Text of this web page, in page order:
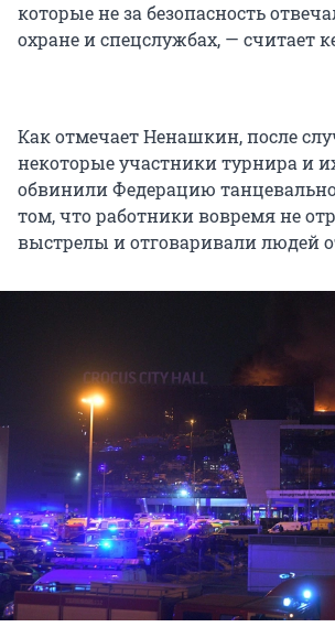
которые не за безопасность
охране и спецслужбах, — считает
Как отмечает Ненашкин, после
некоторые участники турнира и
обвинили Федерацию
том, что работники вовремя не
выстрелы и отговаривали людей